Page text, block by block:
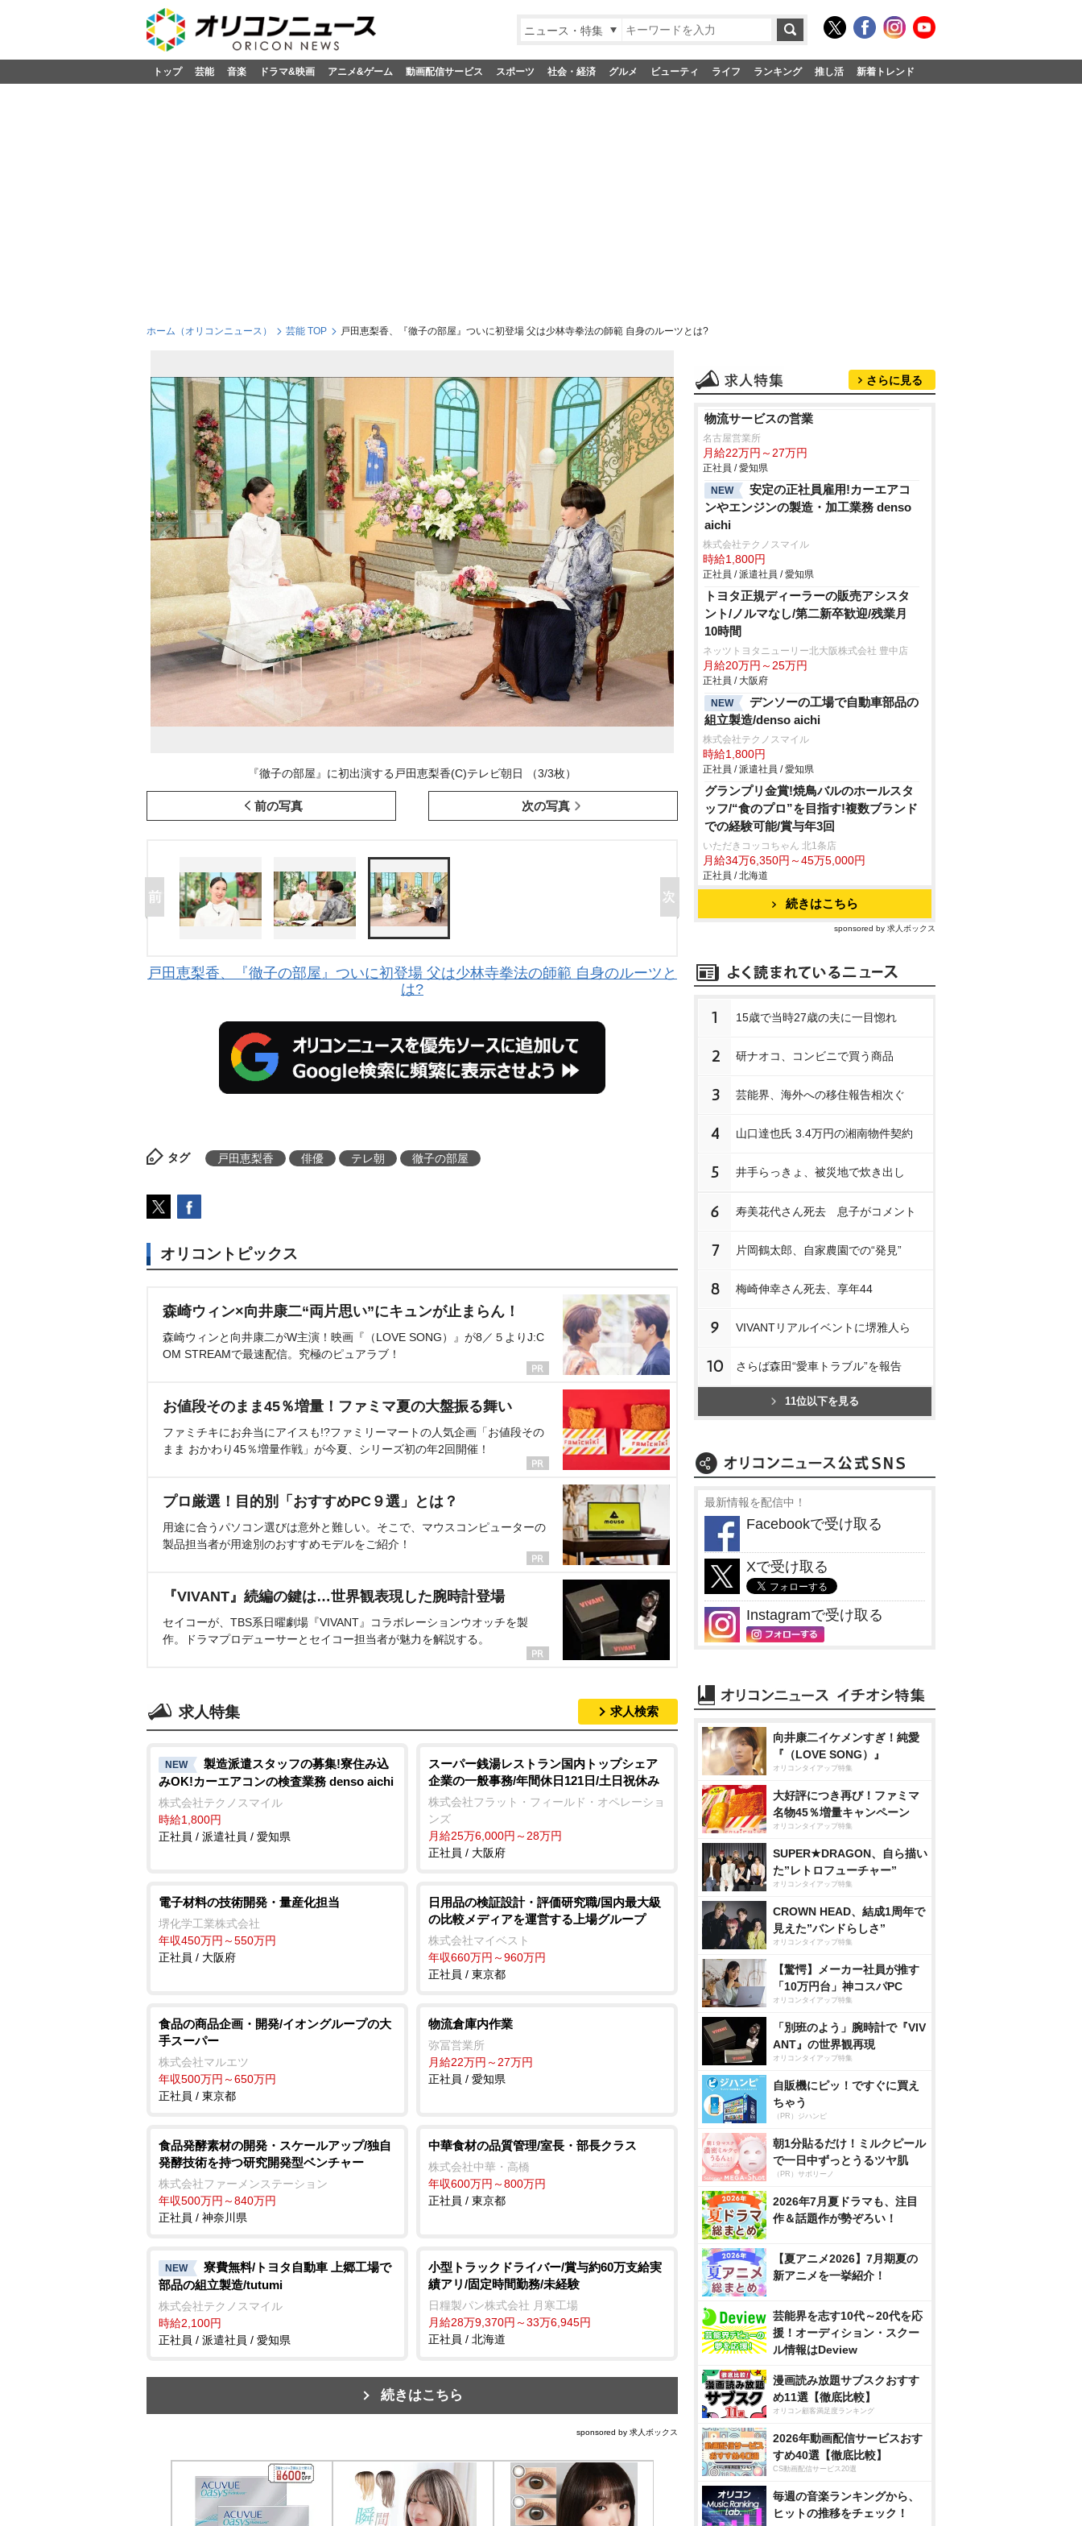
ニュース・特集
トップ 芸能 音楽 ドラマ&映画 アニメ&ゲーム 動画配信サービス スポーツ 社会・経済 グルメ ビューティ ライフ ランキング 推し活 新着トレンド
ホーム（オリコンニュース） 芸能 TOP 戸田恵梨香、『徹子の部屋』ついに初登場 父は少林寺拳法の師範 自身のルーツとは?
『徹子の部屋』に初出演する戸田恵梨香(C)テレビ朝日 （3/3枚）
前の写真 次の写真
戸田恵梨香、『徹子の部屋』ついに初登場 父は少林寺拳法の師範 自身のルーツと
は?
タグ 戸田恵梨香 俳優 テレ朝 徹子の部屋
オリコントピックス
森崎ウィン×向井康二“両片思い”にキュンが止まらん！
森崎ウィンと向井康二がW主演！映画『（LOVE SONG）』が8／５よりJ:C
OM STREAMで最速配信。究極のピュアラブ！
お値段そのまま45％増量！ファミマ夏の大盤振る舞い
ファミチキにお弁当にアイスも!?ファミリーマートの人気企画「お値段その
まま おかわり45％増量作戦」が今夏、シリーズ初の年2回開催！
プロ厳選！目的別「おすすめPC９選」とは？
用途に合うパソコン選びは意外と難しい。そこで、マウスコンピューターの
製品担当者が用途別のおすすめモデルをご紹介！
『VIVANT』続編の鍵は…世界観表現した腕時計登場
セイコーが、TBS系日曜劇場『VIVANT』コラボレーションウオッチを製
作。ドラマプロデューサーとセイコー担当者が魅力を解説する。
求人特集 求人検索
NEW
製造派遣スタッフの募集!寮住み込
みOK!カーエアコンの検査業務 denso aichi
株式会社テクノスマイル
時給1,800円
正社員 / 派遣社員 / 愛知県
スーパー銭湯レストラン国内トップシェア
企業の一般事務/年間休日121日/土日祝休み
株式会社フラット・フィールド・オペレーショ
ンズ
月給25万6,000円～28万円
正社員 / 大阪府
電子材料の技術開発・量産化担当
堺化学工業株式会社
年収450万円～550万円
正社員 / 大阪府
日用品の検証設計・評価研究職/国内最大級
の比較メディアを運営する上場グループ
株式会社マイベスト
年収660万円～960万円
正社員 / 東京都
食品の商品企画・開発/イオングループの大
手スーパー
株式会社マルエツ
年収500万円～650万円
正社員 / 東京都
物流倉庫内作業
弥冨営業所
月給22万円～27万円
正社員 / 愛知県
食品発酵素材の開発・スケールアップ/独自
発酵技術を持つ研究開発型ベンチャー
株式会社ファーメンステーション
年収500万円～840万円
正社員 / 神奈川県
中華食材の品質管理/室長・部長クラス
株式会社中華・高橋
年収600万円～800万円
正社員 / 東京都
NEW
寮費無料/トヨタ自動車 上郷工場で
部品の組立製造/tutumi
株式会社テクノスマイル
時給2,100円
正社員 / 派遣社員 / 愛知県
小型トラックドライバー/賞与約60万支給実
績アリ/固定時間勤務/未経験
日糧製パン株式会社 月寒工場
月給28万9,370円～33万6,945円
正社員 / 北海道
続きはこちら
sponsored by 求人ボックス
さらに見る
物流サービスの営業
名古屋営業所
月給22万円～27万円
正社員 / 愛知県
NEW
安定の正社員雇用!カーエアコ
ンやエンジンの製造・加工業務 denso
aichi
株式会社テクノスマイル
時給1,800円
正社員 / 派遣社員 / 愛知県
トヨタ正規ディーラーの販売アシスタ
ント/ノルマなし/第二新卒歓迎/残業月
10時間
ネッツトヨタニューリー北大阪株式会社 豊中店
月給20万円～25万円
正社員 / 大阪府
NEW
デンソーの工場で自動車部品の
組立製造/denso aichi
株式会社テクノスマイル
時給1,800円
正社員 / 派遣社員 / 愛知県
グランプリ金賞!焼鳥バルのホールスタ
ッフ/“食のプロ”を目指す!複数ブランド
での経験可能/賞与年3回
いただきコッコちゃん 北1条店
月給34万6,350円～45万5,000円
正社員 / 北海道
続きはこちら
sponsored by 求人ボックス
1 15歳で当時27歳の夫に一目惚れ
2 研ナオコ、コンビニで買う商品
3 芸能界、海外への移住報告相次ぐ
4 山口達也氏 3.4万円の湘南物件契約
5 井手らっきょ、被災地で炊き出し
6 寿美花代さん死去 息子がコメント
7 片岡鶴太郎、自家農園での“発見”
8 梅崎伸幸さん死去、享年44
9 VIVANTリアルイベントに堺雅人ら
10 さらば森田“愛車トラブル”を報告
11位以下を見る
最新情報を配信中！
Facebookで受け取る
Xで受け取る
Instagramで受け取る
向井康二イケメンすぎ！純愛
『（LOVE SONG）』
オリコンタイアップ特集
大好評につき再び！ファミマ
名物45％増量キャンペーン
オリコンタイアップ特集
SUPER★DRAGON、自ら描い
た”レトロフューチャー”
オリコンタイアップ特集
CROWN HEAD、結成1周年で
見えた”バンドらしさ”
オリコンタイアップ特集
【驚愕】メーカー社員が推す
「10万円台」神コスパPC
オリコンタイアップ特集
「別班のよう」腕時計で『VIV
ANT』の世界観再現
オリコンタイアップ特集
自販機にピッ！ですぐに買え
ちゃう
（PR）ジハンピ
朝1分貼るだけ！ミルクピール
で一日中ずっとうるツヤ肌
（PR）サボリーノ
2026年7月夏ドラマも、注目
作＆話題作が勢ぞろい！
【夏アニメ2026】7月期夏の
新アニメを一挙紹介！
芸能界を志す10代～20代を応
援！オーディション・スクー
ル情報はDeview
漫画読み放題サブスクおすす
め11選【徹底比較】
オリコン顧客満足度ランキング
2026年動画配信サービスおす
すめ40選【徹底比較】
CS動画配信サービス20選
毎週の音楽ランキングから、
ヒットの推移をチェック！